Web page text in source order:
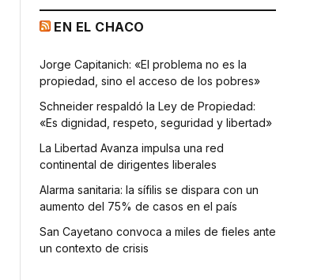
EN EL CHACO
Jorge Capitanich: «El problema no es la
propiedad, sino el acceso de los pobres»
Schneider respaldó la Ley de Propiedad:
«Es dignidad, respeto, seguridad y libertad»
La Libertad Avanza impulsa una red
continental de dirigentes liberales
Alarma sanitaria: la sífilis se dispara con un
aumento del 75% de casos en el país
San Cayetano convoca a miles de fieles ante
un contexto de crisis